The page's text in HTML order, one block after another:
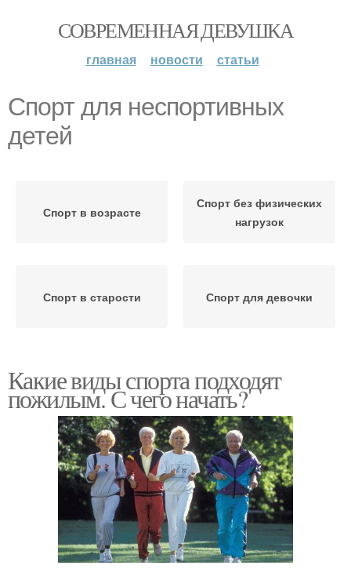
СОВРЕМЕННАЯ ДЕВУШКА
главная новости статьи
Спорт для неспортивных
детей
Спорт в возрасте
Спорт без физических
нагрузок
Спорт в старости Спорт для девочки
Какие виды спорта подходят
пожилым. С чего начать?